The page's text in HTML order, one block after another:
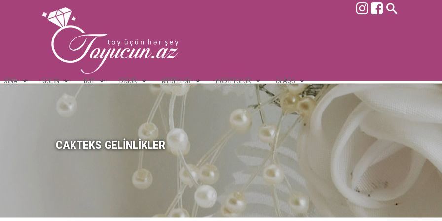
XINA GƏLIN BƏY DIGƏR MEBELLƏR HƏDIYYƏLƏR ƏLAQƏ
CAKTEKS GELINLIKLER